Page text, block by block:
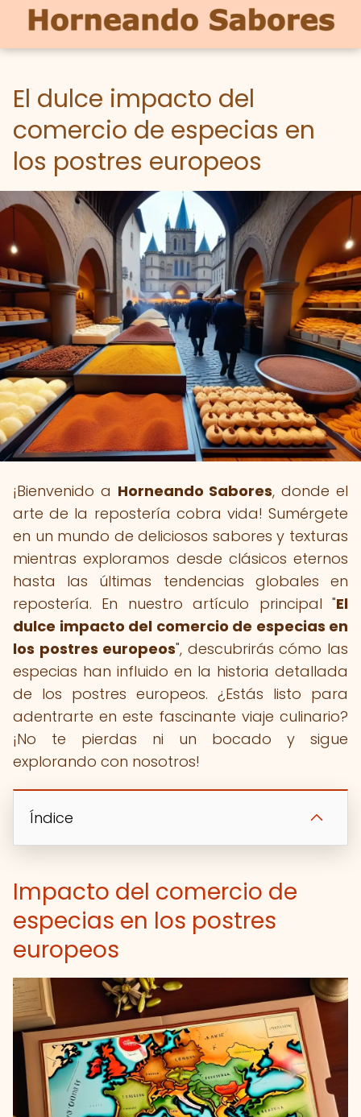
El dulce impacto del
comercio de especias en
los postres europeos
¡Bienvenido a Horneando Sabores, donde el
arte de la repostería cobra vida! Sumérgete
en un mundo de deliciosos sabores y texturas
mientras exploramos desde clásicos eternos
hasta las últimas tendencias globales en
repostería. En nuestro artículo principal "El
dulce impacto del comercio de especias en
los postres europeos", descubrirás cómo las
especias han influido en la historia detallada
de los postres europeos. ¿Estás listo para
adentrarte en este fascinante viaje culinario?
¡No te pierdas ni un bocado y sigue
explorando con nosotros!
Índice
Impacto del comercio de
especias en los postres
europeos